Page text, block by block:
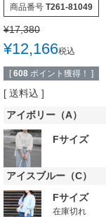
商品番号 T261-81049
¥17,380
¥12,166税込
[ 608 ポイント獲得！ ]
送料込
アイボリー（A）
Fサイズ
アイスブルー（C）
Fサイズ
在庫切れ